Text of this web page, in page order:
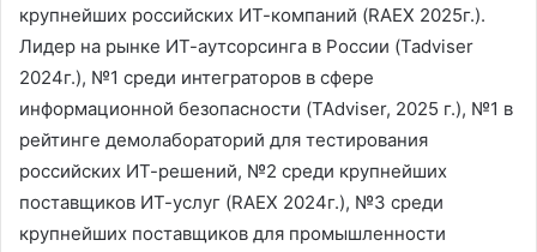
крупнейших российских ИТ-компаний (RAEX 2025г.).
Лидер на рынке ИТ-аутсорсинга в России (Tadviser
2024г.), №1 среди интеграторов в сфере
информационной безопасности (TAdviser, 2025 г.), №1 в
рейтинге демолабораторий для тестирования
российских ИТ-решений, №2 среди крупнейших
поставщиков ИТ-услуг (RAEX 2024г.), №3 среди
крупнейших поставщиков для промышленности